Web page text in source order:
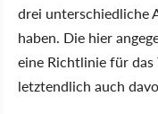
drei unterschiedliche
haben. Die hier
eine Richtlinie für das
letztendlich auch